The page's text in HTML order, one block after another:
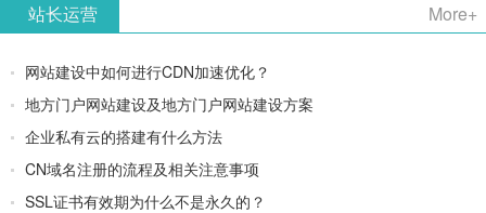
站长运营 More+
网站建设中如何进行CDN加速优化？
地方门户网站建设及地方门户网站建设方案
企业私有云的搭建有什么方法
CN域名注册的流程及相关注意事项
SSL证书有效期为什么不是永久的？